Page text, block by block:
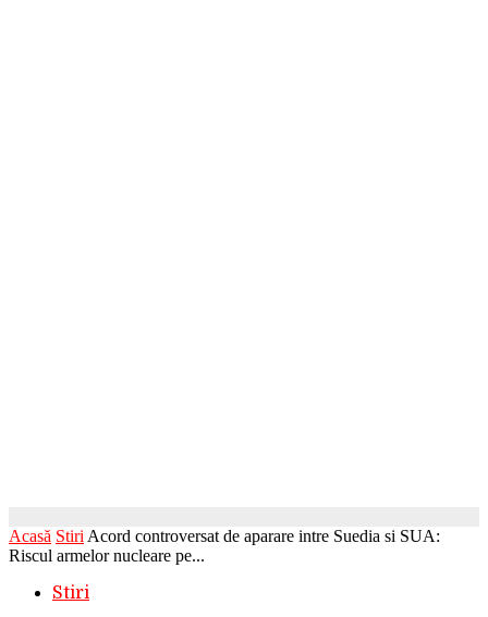
Acasă Stiri Acord controversat de aparare intre Suedia si SUA:
Riscul armelor nucleare pe...
Stiri